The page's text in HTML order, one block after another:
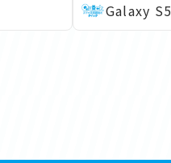
Galaxy S5